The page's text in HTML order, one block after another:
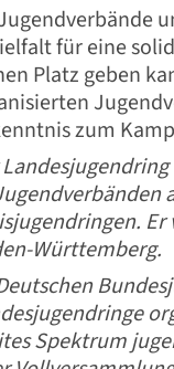
für eine
Platz geben
zum
Württemberg.
Spektrum